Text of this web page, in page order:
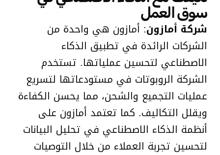
سوق العمل
شركة أمازون: أمازون هي واحدة من
الشركات الرائدة في تطبيق الذكاء
الاصطناعي لتحسين عملياتها. تستخدم
الشركة الروبوتات في مستودعاتها لتسريع
عمليات التجميع والشحن، مما يحسن الكفاءة
ويقلل التكاليف. كما تعتمد أمازون على
أنظمة الذكاء الاصطناعي في تحليل البيانات
لتحسين تجربة العملاء من خلال التوصيات